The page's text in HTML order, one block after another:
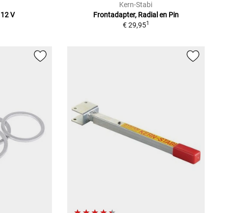
V
Kern-Stabi
Frontadapter, Radial en Pin
€ 29,951